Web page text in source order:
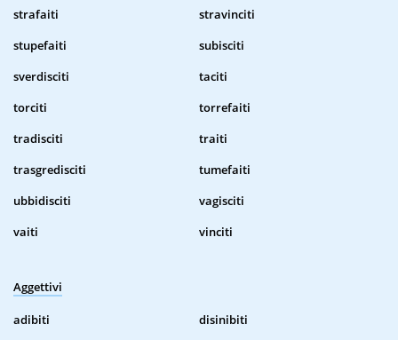
strafaiti
stravinciti
stupefaiti
subisciti
sverdisciti
taciti
torciti
torrefaiti
tradisciti
traiti
trasgredisciti
tumefaiti
ubbidisciti
vagisciti
vaiti
vinciti
Aggettivi
adibiti
disinibiti